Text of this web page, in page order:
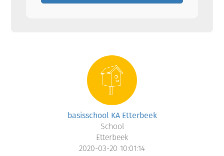
basisschool KA Etterbeek
School
Etterbeek
2020-03-20 10:01:14